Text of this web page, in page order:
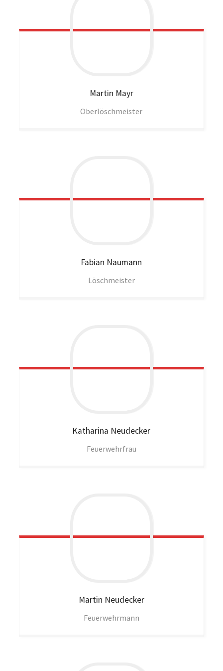
Martin Mayr
Oberlöschmeister
Fabian Naumann
Löschmeister
Katharina Neudecker
Feuerwehrfrau
Martin Neudecker
Feuerwehrmann